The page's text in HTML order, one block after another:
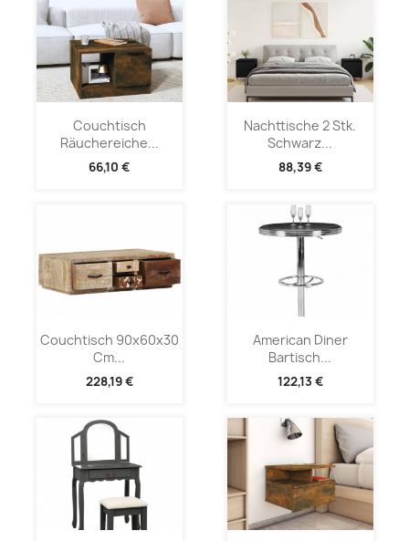
Couchtisch
Räuchereiche...
66,10 €
Nachttische 2 Stk.
Schwarz...
88,39 €
Couchtisch 90x60x30
Cm...
228,19 €
American Diner
Bartisch...
122,13 €